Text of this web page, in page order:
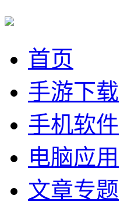
首页
手游下载
手机软件
电脑应用
文章专题